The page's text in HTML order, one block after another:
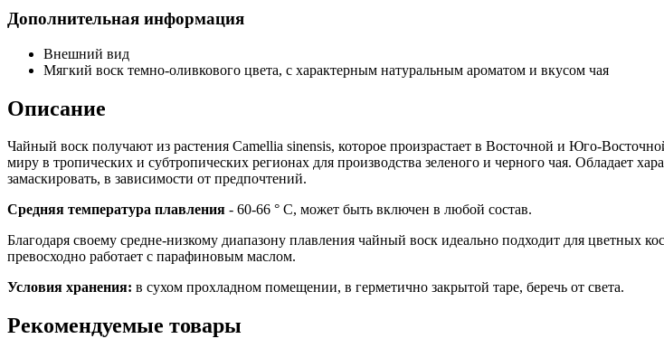
Дополнительная информация
Внешний вид
Мягкий воск темно-оливкового цвета, с характерным натуральным ароматом и вкусом чая
Описание
Чайный воск получают из растения Camellia sinensis, которое произрастает в Восточной и Юго-
миру в тропических и субтропических регионах для производства зеленого и черного чая. Обладает
замаскировать, в зависимости от предпочтений.
Средняя температура плавления - 60-66 ° C, может быть включен в любой состав.
Благодаря своему средне-низкому диапазону плавления чайный воск идеально подходит для цветных
превосходно работает с парафиновым маслом.
Условия хранения: в сухом прохладном помещении, в герметично закрытой таре, беречь от света.
Рекомендуемые товары